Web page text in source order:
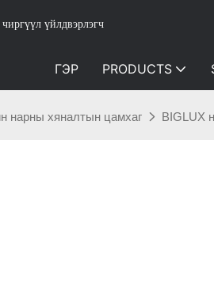
үйлдвэрлэгч
ГЭР PRODUCTS
нарны хяналтын цамхаг BIGLUX